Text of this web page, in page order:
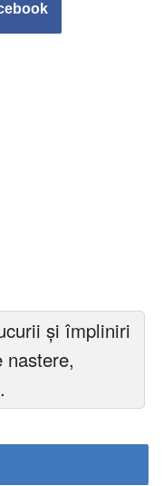
și împliniri
nastere,